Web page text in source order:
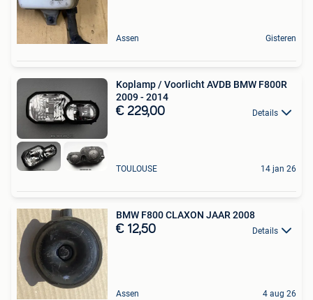
Assen Gisteren
Koplamp / Voorlicht AVDB BMW F800R
2009 - 2014
€ 229,00 Details
TOULOUSE 14 jan 26
BMW F800 CLAXON JAAR 2008
€ 12,50 Details
Assen 4 aug 26